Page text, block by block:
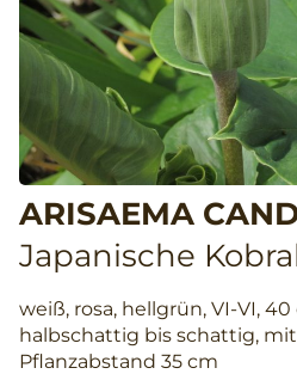
ARISAEMA
Japanische
weiß, rosa, hellgrün, VI-VI,
halbschattig bis schattig,
Pflanzabstand 35 cm